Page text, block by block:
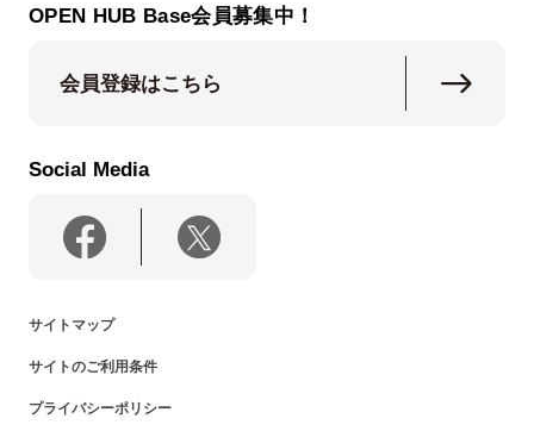
OPEN HUB Base会員募集中！
会員登録はこちら
Social Media
サイトマップ
サイトのご利用条件
プライバシーポリシー